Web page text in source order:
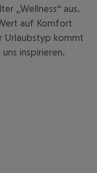
„Wellness“ aus.
auf Komfort
Urlaubstyp kommt
inspirieren.